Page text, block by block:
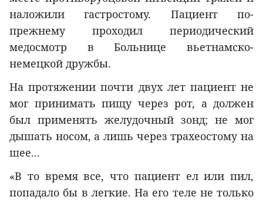
наложили гастростому. Пациент по-
прежнему проходил периодический
медосмотр в Больнице вьетнамско-
немецкой дружбы.
На протяжении почти двух лет пациент не
мог принимать пищу через рот, а должен
был применять желудочный зонд; не мог
дышать носом, а лишь через трахеостому на
шее...
«В то время все, что пациент ел или пил,
попадало бы в легкие. На его теле не только